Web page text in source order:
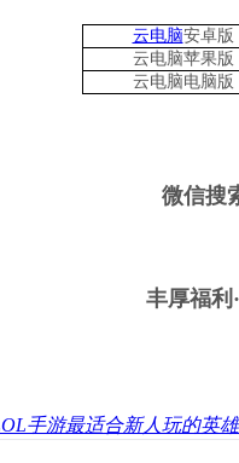
云电脑安卓版
云电脑苹果版
云电脑电脑 版
微信搜
丰厚福利
手游最适合新人玩的英